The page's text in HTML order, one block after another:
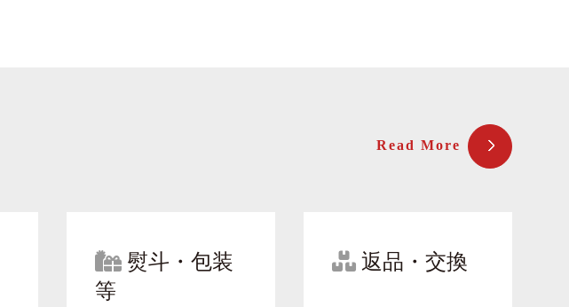
Read More
熨斗・包装
等
返品・交換